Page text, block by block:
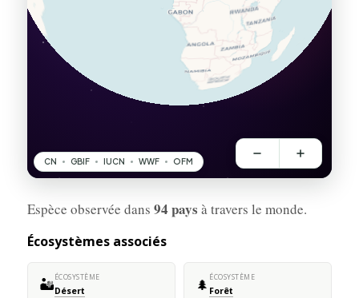
Espèce observée dans 94 pays à travers le monde.
Écosystèmes associés
🏜️ ÉCOSYSTÈME
Désert 🌲 ÉCOSYSTÈME
Forêt